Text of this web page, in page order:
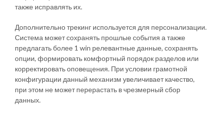
также исправлять их.
Дополнительно трекинг используется для персонализации.
Система может сохранять прошлые события а также
предлагать более 1 win релевантные данные, сохранять
опции, формировать комфортный порядок разделов или
корректировать оповещения. При условии грамотной
конфигурации данный механизм увеличивает качество,
при этом не может перерастать в чрезмерный сбор
данных.